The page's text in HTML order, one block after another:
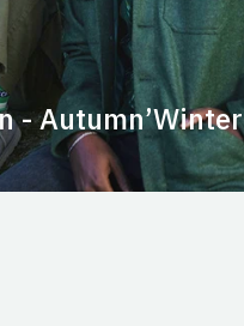
- Autumn’Winter